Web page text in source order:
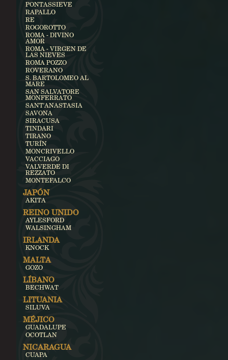
PONTASSIEVE
RAPALLO
RE
ROGOROTTO
ROMA - DIVINO
AMOR
ROMA - VIRGEN DE
LAS NIEVES
ROMA POZZO
ROVERANO
S. BARTOLOMEO AL
MARE
SAN SALVATORE
MONFERRATO
SANT'ANASTASIA
SAVONA
SIRACUSA
TINDARI
TIRANO
TURÍN
MONCRIVELLO
VACCIAGO
VALVERDE DI
REZZATO
MONTEFALCO
JAPÓN
AKITA
REINO UNIDO
AYLESFORD
WALSINGHAM
IRLANDA
KNOCK
MALTA
GOZO
LÍBANO
BECHWAT
LITUANIA
SILUVA
MÉJICO
GUADALUPE
OCOTLAN
NICARAGUA
CUAPA